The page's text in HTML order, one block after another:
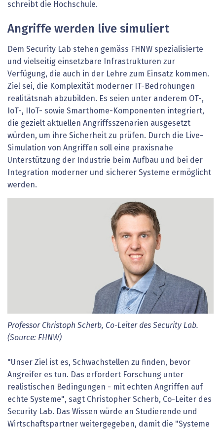
schreibt die Hochschule.
Angriffe werden live simuliert
Dem Security Lab stehen gemäss FHNW spezialisierte
und vielseitig einsetzbare Infrastrukturen zur
Verfügung, die auch in der Lehre zum Einsatz kommen.
Ziel sei, die Komplexität moderner IT-Bedrohungen
realitätsnah abzubilden. Es seien unter anderem OT-,
IoT-, IIoT- sowie Smarthome-Komponenten integriert,
die gezielt aktuellen Angriffsszenarien ausgesetzt
würden, um ihre Sicherheit zu prüfen. Durch die Live-
Simulation von Angriffen soll eine praxisnahe
Unterstützung der Industrie beim Aufbau und bei der
Integration moderner und sicherer Systeme ermöglicht
werden.
Professor Christoph Scherb, Co-Leiter des Security Lab.
(Source: FHNW)
"Unser Ziel ist es, Schwachstellen zu finden, bevor
Angreifer es tun. Das erfordert Forschung unter
realistischen Bedingungen - mit echten Angriffen auf
echte Systeme", sagt Christopher Scherb, Co-Leiter des
Security Lab. Das Wissen würde an Studierende und
Wirtschaftspartner weitergegeben, damit die "Systeme